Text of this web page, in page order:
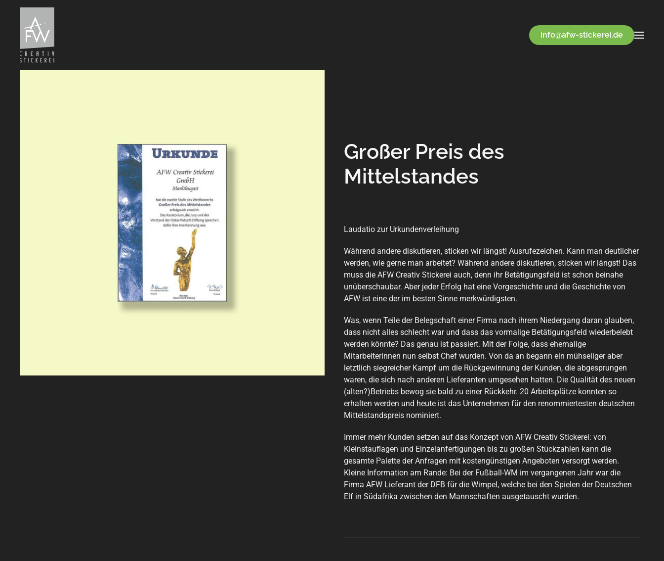
Zum Hauptinhalt springen
info@afw-stickerei.de
Großer Preis des
Mittelstandes
Laudatio zur Urkundenverleihung
Während andere diskutieren, sticken wir längst! Ausrufezeichen. Kann man deutlicher
werden, wie gerne man arbeitet? Während andere diskutieren, sticken wir längst! Das
muss die AFW Creativ Stickerei auch, denn ihr Betätigungsfeld ist schon beinahe
unüberschaubar. Aber jeder Erfolg hat eine Vorgeschichte und die Geschichte von
AFW ist eine der im besten Sinne merkwürdigsten.
Was, wenn Teile der Belegschaft einer Firma nach ihrem Niedergang daran glauben,
dass nicht alles schlecht war und dass das vormalige Betätigungsfeld wiederbelebt
werden könnte? Das genau ist passiert. Mit der Folge, dass ehemalige
Mitarbeiterinnen nun selbst Chef wurden. Von da an begann ein mühseliger aber
letztlich siegreicher Kampf um die Rückgewinnung der Kunden, die abgesprungen
waren, die sich nach anderen Lieferanten umgesehen hatten. Die Qualität des neuen
(alten?)Betriebs bewog sie bald zu einer Rückkehr. 20 Arbeitsplätze konnten so
erhalten werden und heute ist das Unternehmen für den renommiertesten deutschen
Mittelstandspreis nominiert.
Immer mehr Kunden setzen auf das Konzept von AFW Creativ Stickerei: von
Kleinstauflagen und Einzelanfertigungen bis zu großen Stückzahlen kann die
gesamte Palette der Anfragen mit kostengünstigen Angeboten versorgt werden.
Kleine Information am Rande: Bei der Fußball-WM im vergangenen Jahr war die
Firma AFW Lieferant der DFB für die Wimpel, welche bei den Spielen der Deutschen
Elf in Südafrika zwischen den Mannschaften ausgetauscht wurden.